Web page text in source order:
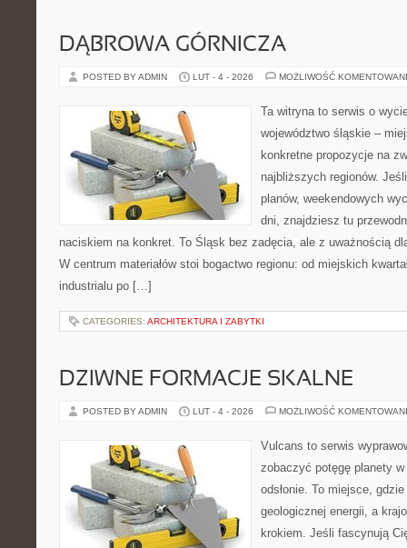
DĄBROWA GÓRNICZA
POSTED BY ADMIN LUT - 4 - 2026 MOŻLIWOŚĆ
Ta witryna to serwis o
województwo śląskie –
konkretne propozycje na
najbliższych regionów.
planów, weekendowych
dni, znajdziesz tu
naciskiem na konkret. To Śląsk bez zadęcia, ale z uważnością
W centrum materiałów stoi bogactwo regionu: od miejskich
industrialu po […]
CATEGORIES: ARCHITEKTURA I ZABYTKI
DZIWNE FORMACJE SKALNE
POSTED BY ADMIN LUT - 4 - 2026 MOŻLIWOŚĆ
Vulcans to serwis
zobaczyć potęgę planety
odsłonie. To miejsce,
geologicznej energii, a
krokiem. Jeśli fascynują